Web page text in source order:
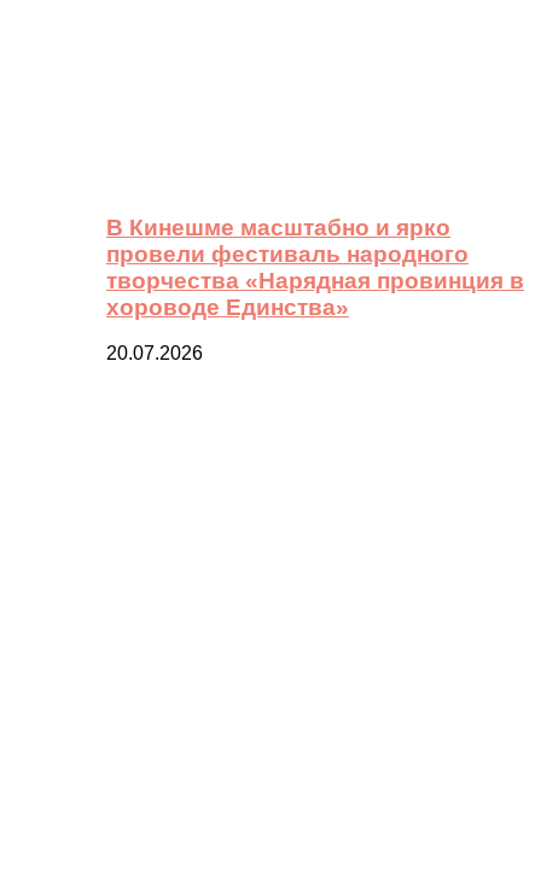
В Кинешме масштабно и ярко
провели фестиваль народного
творчества «Нарядная провинция в
хороводе Единства»
20.07.2026